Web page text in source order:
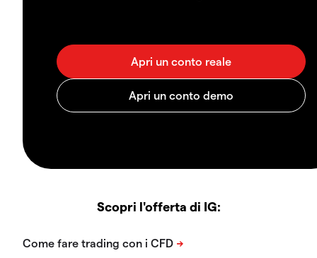
Scopri l'offerta di IG: